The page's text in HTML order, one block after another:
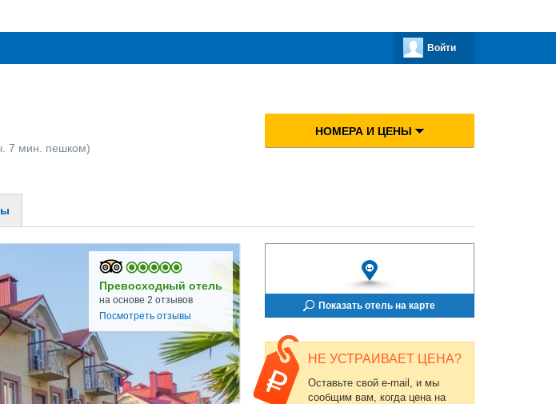
Войти
7 мин. пешком)
НОМЕРА И ЦЕНЫ
Превосходный отель
на основе 2 отзывов
Посмотреть отзывы
Показать отель на карте
НЕ УСТРАИВАЕТ ЦЕНА?
Оставьте свой e-mail, и мы
сообщим вам, когда цена на